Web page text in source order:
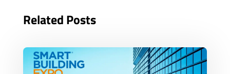
Related Posts